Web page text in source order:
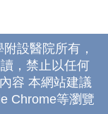
設醫院所有，
，禁止以任何
容 本網站建議
Chrome等瀏覽